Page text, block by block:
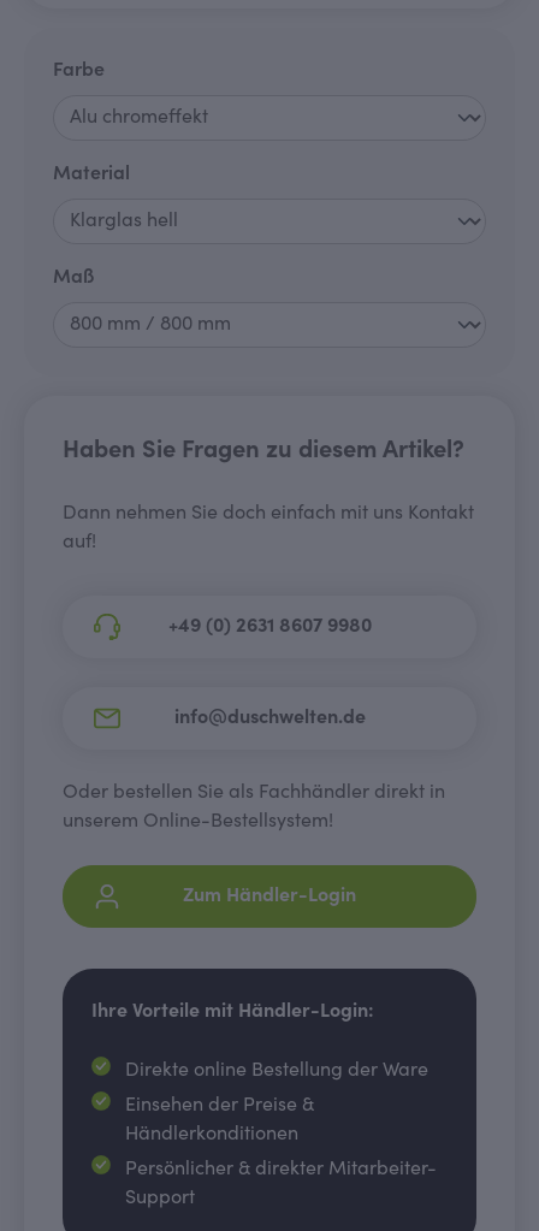
Farbe
Material
Maßauswählen
Haben Sie Fragen zu diesem Artikel?
Dann nehmen Sie doch einfach mit uns Kontakt
auf!
+49 (0) 2631 8607 9980
info@duschwelten.de
Oder bestellen Sie als Fachhändler direkt in
unserem Online-Bestellsystem!
Zum Händler-Login
Ihre Vorteile mit Händler-Login:
Direkte online Bestellung der Ware
Einsehen der Preise &
Händlerkonditionen
Persönlicher & direkter Mitarbeiter-
Support